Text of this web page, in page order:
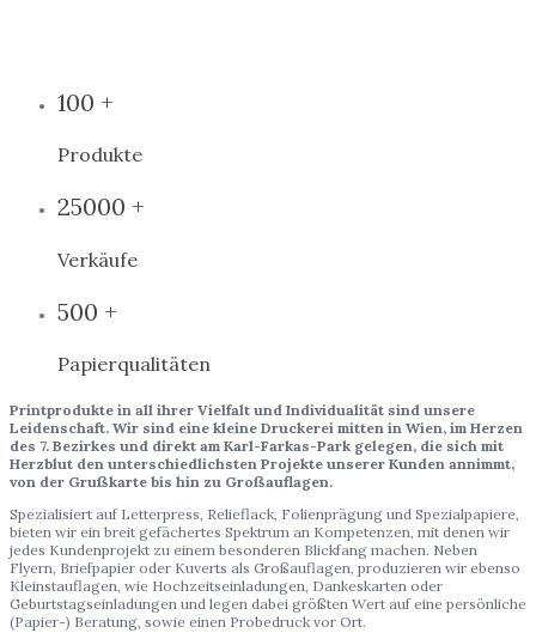
100 +
Produkte
25000 +
Verkäufe
500 +
Papierqualitäten
Printprodukte in all ihrer Vielfalt und Individualität sind unsere
Leidenschaft. Wir sind eine kleine Druckerei mitten in Wien, im Herzen
des 7. Bezirkes und direkt am Karl-Farkas-Park gelegen, die sich mit
Herzblut den unterschiedlichsten Projekte unserer Kunden annimmt,
von der Grußkarte bis hin zu Großauflagen.
Spezialisiert auf Letterpress, Relieflack, Folienprägung und Spezialpapiere,
bieten wir ein breit gefächertes Spektrum an Kompetenzen, mit denen wir
jedes Kundenprojekt zu einem besonderen Blickfang machen. Neben
Flyern, Briefpapier oder Kuverts als Großauflagen, produzieren wir ebenso
Kleinstauflagen, wie Hochzeitseinladungen, Dankeskarten oder
Geburtstagseinladungen und legen dabei größten Wert auf eine persönliche
(Papier-) Beratung, sowie einen Probedruck vor Ort.